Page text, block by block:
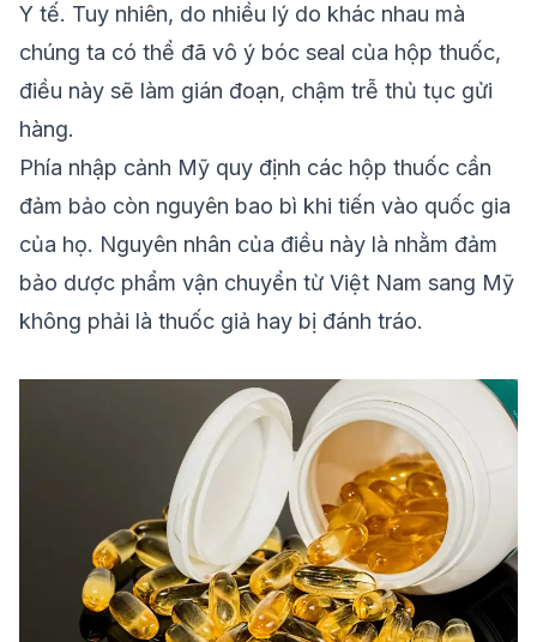
Y tế. Tuy nhiên, do nhiều lý do khác nhau mà
chúng ta có thể đã vô ý bóc seal của hộp thuốc,
điều này sẽ làm gián đoạn, chậm trễ thủ tục gửi
hàng.
Phía nhập cảnh Mỹ quy định các hộp thuốc cần
đảm bảo còn nguyên bao bì khi tiến vào quốc gia
của họ. Nguyên nhân của điều này là nhằm đảm
bảo dược phẩm vận chuyển từ Việt Nam sang Mỹ
không phải là thuốc giả hay bị đánh tráo.